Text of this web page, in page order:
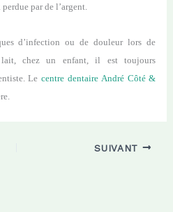
par de l’argent.
d’infection ou de douleur lors de
chez un enfant, il est toujours
Lecentre dentaire André Côté &
.
SUIVANT